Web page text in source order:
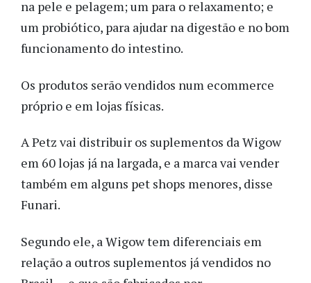
na pele e pelagem; um para o relaxamento; e
um probiótico, para ajudar na digestão e no bom
funcionamento do intestino.
Os produtos serão vendidos num ecommerce
próprio e em lojas físicas.
A Petz vai distribuir os suplementos da Wigow
em 60 lojas já na largada, e a marca vai vender
também em alguns pet shops menores, disse
Funari.
Segundo ele, a Wigow tem diferenciais em
relação a outros suplementos já vendidos no